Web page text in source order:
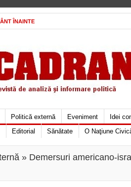
ÎNAINTE
Politică externă Eveniment
Idei
Editorial Sănătate O Naţiune
» Demersuri americano-